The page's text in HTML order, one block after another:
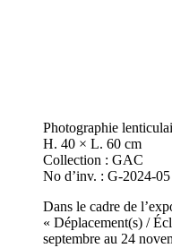
Photographie
H. 40 × L. 60 cm
Collection : GAC
No d’inv. : G-2024-05
Dans le cadre de
« Déplacement(s) /
septembre au 24